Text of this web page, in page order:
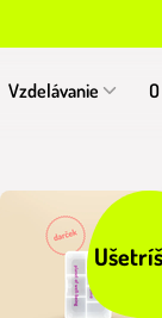
Vzdelávanie